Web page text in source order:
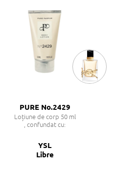
PURE No.2429
Loțiune de corp 50 ml
, confundat cu:
YSL
Libre